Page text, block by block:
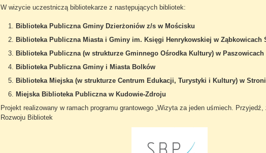
W wizycie uczestniczą bibliotekarze z następujących bibliotek:
Biblioteka Publiczna Gminy Dzierżoniów z/s w Mościsku
Biblioteka Publiczna Miasta i Gminy im. Księgi Henrykowskiej w Ząbkowicach
Biblioteka Publiczna (w strukturze Gminnego Ośrodka Kultury) w Paszowicach
Biblioteka Publiczna Gminy i Miasta Bolków
Biblioteka Miejska (w strukturze Centrum Edukacji, Turystyki i Kultury) w
Miejska Biblioteka Publiczna w Kudowie-Zdroju
Projekt realizowany w ramach programu grantowego „Wizyta za jeden uśmiech. Przyjedź,
Rozwoju Bibliotek